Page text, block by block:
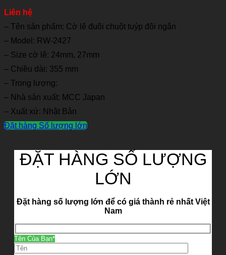
Liên hệ
– Tên sản phẩm: Cờ lê đuôi chuột tuýp đôi ngắn
– Model: RW-2427
– Size cờ lê: 24mm, 27mm
– Chiều dài: 355 mm
– Trong lượng:
– Nhà sản xuất: MCC Japan
– Xuất xứ: Nhật Bản
Đặt hàng Số lượng lớn
ĐẶT HÀNG SỐ LƯỢNG
LỚN
Đặt hàng số lượng lớn để có giá thành rẻ nhất Việt
Nam
Tên Của Bạn*